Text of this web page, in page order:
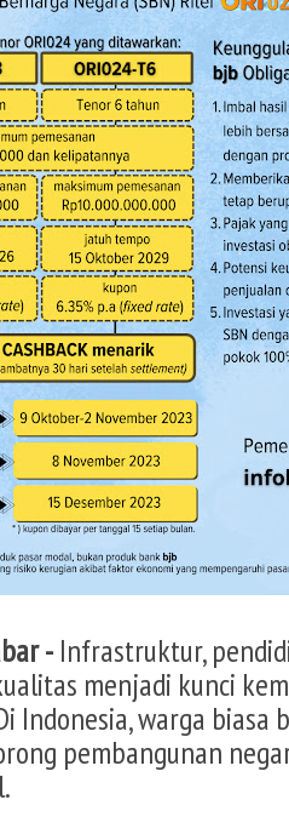
- Infrastruktur,
menjadi kunci
Indonesia, warga biasa
pembangunan